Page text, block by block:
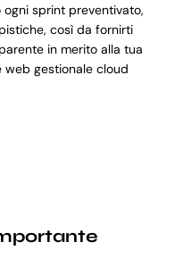
sprint preventivato,
così da fornirti
in merito alla tua
web gestionale cloud